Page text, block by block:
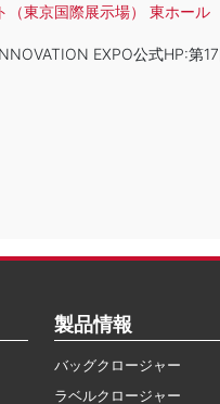
（東京国際展示場） 東ホール
EXPO公式HP:第
製品情報
バッグクロージャー
ラベルクロージャー